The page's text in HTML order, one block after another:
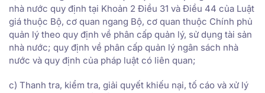
nhà nước quy định tại Khoản 2 Điều 31 và Điều 44 của Luật
giá thuộc Bộ, cơ quan ngang Bộ, cơ quan thuộc Chính phủ
quản lý theo quy định về phân cấp quản lý, sử dụng tài sản
nhà nước; quy định về phân cấp quản lý ngân sách nhà
nước và quy định của pháp luật có liên quan;
c) Thanh tra, kiểm tra, giải quyết khiếu nại, tố cáo và xử lý